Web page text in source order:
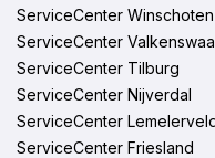
ServiceCenter Winschoten
ServiceCenter
ServiceCenter Tilburg
ServiceCenter Nijverdal
ServiceCenter
ServiceCenter Friesland